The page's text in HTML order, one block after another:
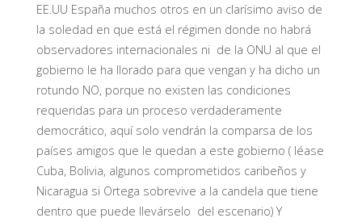
EE.UU España muchos otros en un clarísimo aviso de
la soledad en que está el régimen donde no habrá
observadores internacionales ni de la ONU al que el
gobierno le ha llorado para que vengan y ha dicho un
rotundo NO, porque no existen las condiciones
requeridas para un proceso verdaderamente
democrático, aquí solo vendrán la comparsa de los
países amigos que le quedan a este gobierno ( léase
Cuba, Bolivia, algunos comprometidos caribeños y
Nicaragua si Ortega sobrevive a la candela que tiene
dentro que puede llevárselo del escenario) Y